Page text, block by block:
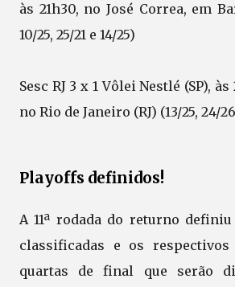
às 21h30, no José Correa, em
10/25, 25/21 e 14/25)
Sesc RJ 3 x 1 Vôlei Nestlé (SP),
no Rio de Janeiro (RJ) (13/25, 24/
Playoffs definidos!
A 11ª rodada do returno
classificadas e os
quartas de final que serão